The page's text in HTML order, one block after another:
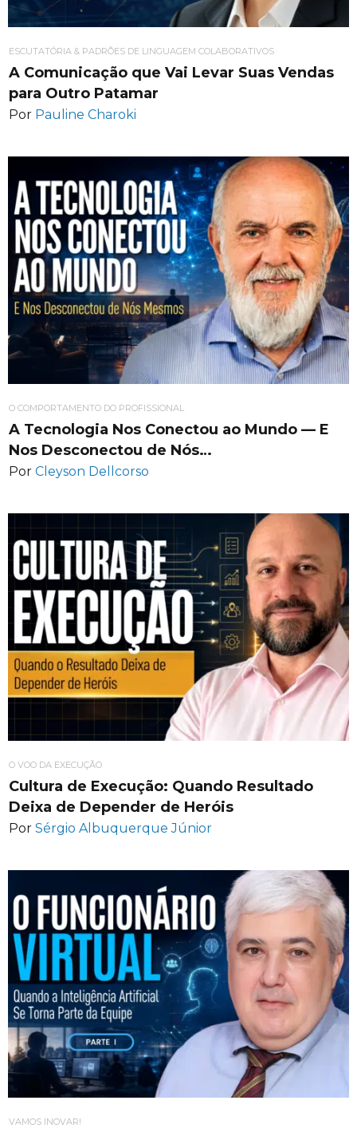
ESCUTATÓRIA & PADRÕES DE LINGUAGEM COLABORATIVOS
A Comunicação que Vai Levar Suas Vendas
para Outro Patamar
Por Pauline Charoki
O COMPORTAMENTO DO PROFISSIONAL
A Tecnologia Nos Conectou ao Mundo — E
Nos Desconectou de Nós…
Por Cleyson Dellcorso
O VOO DA EXECUÇÃO
Cultura de Execução: Quando Resultado
Deixa de Depender de Heróis
Por Sérgio Albuquerque Júnior
VAMOS INOVAR!